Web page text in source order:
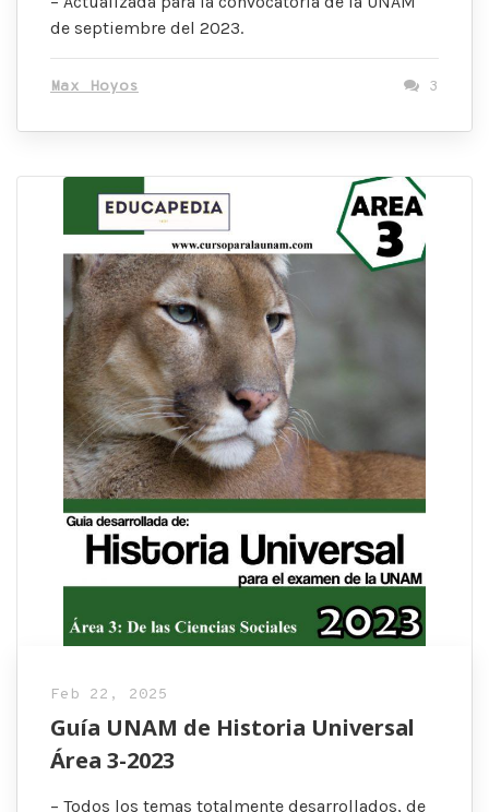
de septiembre del 2023.
Max Hoyos 3
Feb 22, 2025
Guía UNAM de Historia Universal
Área 3-2023
– Todos los temas totalmente desarrollados, de